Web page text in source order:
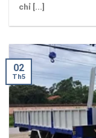
chỉ [...]
02
Th5